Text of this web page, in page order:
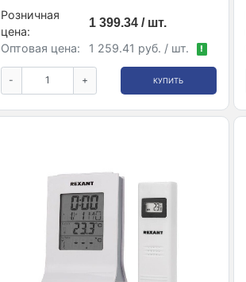
Розничная
цена:
1 399.34 / шт.
Оптовая цена:
1 259.41 руб. / шт. !
- + КУПИТЬ